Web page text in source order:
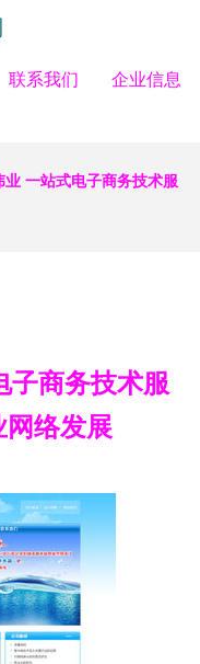
联系我们 企业信息
业 一站式电子商务技术服
子商务技术服
络发展